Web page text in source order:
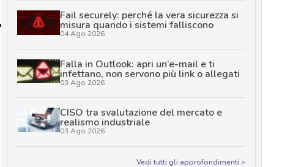
Fail securely: perché la vera sicurezza si
misura quando i sistemi falliscono
04 Ago 2026
Falla in Outlook: apri un’e-mail e ti
infettano, non servono più link o allegati
03 Ago 2026
CISO tra svalutazione del mercato e
realismo industriale
03 Ago 2026
Vedi tutti gli approfondimenti >